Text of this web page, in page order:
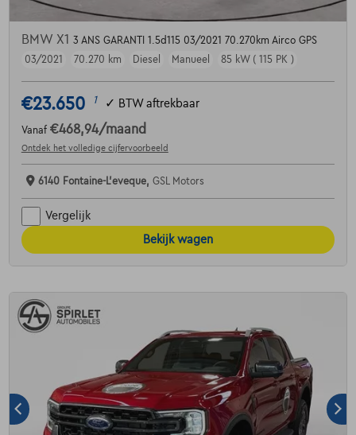
BMW X1 3 ANS GARANTI 1.5d115 03/2021 70.270km Airco GPS
03/2021
70.270 km Diesel Manueel 85 kW ( 115 PK )
€23.650 1 ✓ BTW aftrekbaar
Vanaf €468,94/maand
Ontdek het volledige cijfervoorbeeld
6140 Fontaine-L'eveque, GSL Motors
Vergelijk
Bekijk wagen